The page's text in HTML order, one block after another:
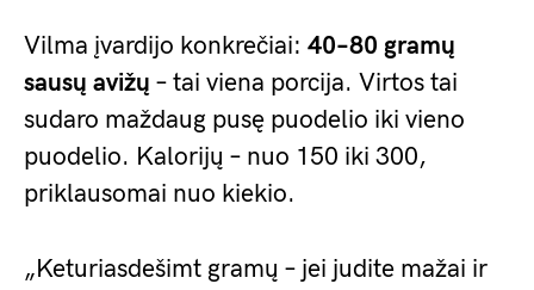
Vilma įvardijo konkrečiai: 40–80 gramų
sausų avižų – tai viena porcija. Virtos tai
sudaro maždaug pusę puodelio iki vieno
puodelio. Kalorijų – nuo 150 iki 300,
priklausomai nuo kiekio.
„Keturiasdešimt gramų – jei judite mažai ir